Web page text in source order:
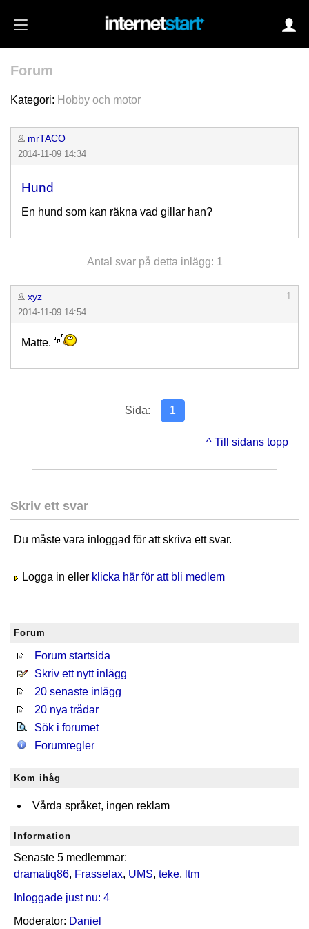
Forum
Kategori: Hobby och motor
mrTACO
2014-11-09 14:34
Hund
En hund som kan räkna vad gillar han?
Antal svar på detta inlägg: 1
xyz
1
2014-11-09 14:54
Matte.
Sida: 1
^ Till sidans topp
Skriv ett svar
Du måste vara inloggad för att skriva ett svar.
Logga in eller klicka här för att bli medlem
Forum
Forum startsida
Skriv ett nytt inlägg
20 senaste inlägg
20 nya trådar
Sök i forumet
Forumregler
Kom ihåg
Vårda språket, ingen reklam
Information
Senaste 5 medlemmar:
dramatiq86, Frasselax, UMS, teke, ltm
Inloggade just nu: 4
Moderator: Daniel